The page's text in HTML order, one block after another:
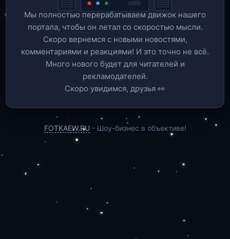
Мы полностью перерабатываем движок нашего
портала, чтобы он летал со скоростью мысли.
Скоро вернемся c новыми новостями,
комментариями и реакциями! И это точно не всё.
Много нового будет для читателей и
рекламодателей.
Скоро увидимся, друзья 👀
FOTKAEW.RU - Шоу-бизнес в объективе!